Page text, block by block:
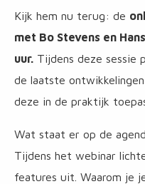
Kijk hem nu terug: de
met Bo Stevens en
uur. Tijdens deze sessie
de laatste
deze in de praktijk
Wat staat er op de
Tijdens het webinar
features uit. Waarom je